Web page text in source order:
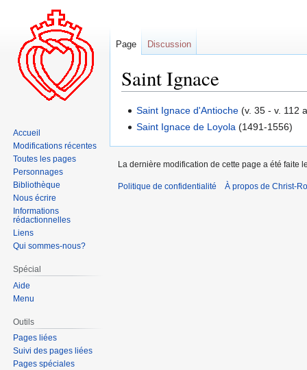
Saint Ignace
Aller
AllerSaint Ignace d'Antioche (v. 35 - v. 112
Saint Ignace de Loyola (1491-1556)
Page Discussion
Accueil
Modifications récentes
Toutes les pages
Personnages
Bibliothèque
Nous écrire
Informations
rédactionnelles
Liens
Qui sommes-nous?
Spécial
Aide
Menu
Outils
Pages liées
Suivi des pages liées
Pages spéciales
La dernière modification de cette page a été faite
Politique de confidentialité À propos de Christ-